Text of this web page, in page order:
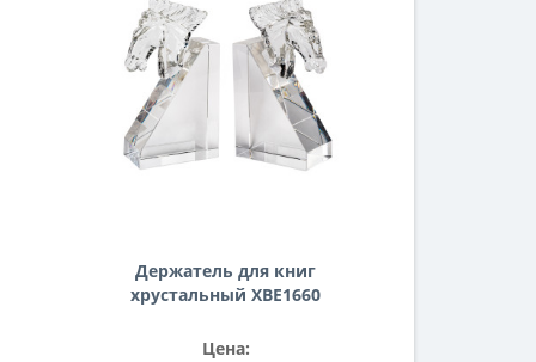
Держатель для книг
хрустальный XBE1660
Цена: